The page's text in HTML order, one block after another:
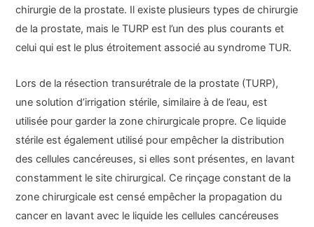
chirurgie de la prostate. Il existe plusieurs types de chirurgie
de la prostate, mais le TURP est l’un des plus courants et
celui qui est le plus étroitement associé au syndrome TUR.
Lors de la résection transurétrale de la prostate (TURP),
une solution d’irrigation stérile, similaire à de l’eau, est
utilisée pour garder la zone chirurgicale propre. Ce liquide
stérile est également utilisé pour empêcher la distribution
des cellules cancéreuses, si elles sont présentes, en lavant
constamment le site chirurgical. Ce rinçage constant de la
zone chirurgicale est censé empêcher la propagation du
cancer en lavant avec le liquide les cellules cancéreuses